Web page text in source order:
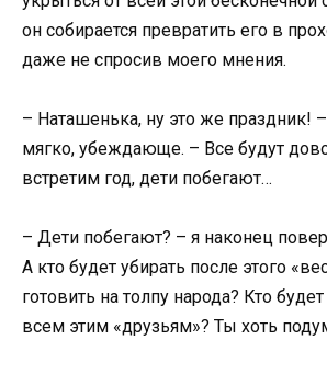
он собирается превратить его в
даже не спросив моего мнения.
– Наташенька, ну это же праздник!
мягко, убеждающе. – Все будут
встретим год, дети побегают…
– Дети побегают? – я наконец
А кто будет убирать после этого
готовить на толпу народа? Кто
всем этим «друзьям»? Ты хоть